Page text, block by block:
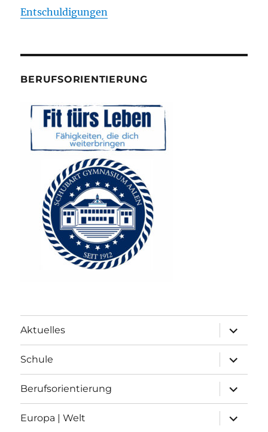
Entschuldigungen
BERUFSORIENTIERUNG
Aktuelles
anzeigen
Schule
anzeigen
Berufsorientierung
anzeigen
Europa | Welt
anzeigen